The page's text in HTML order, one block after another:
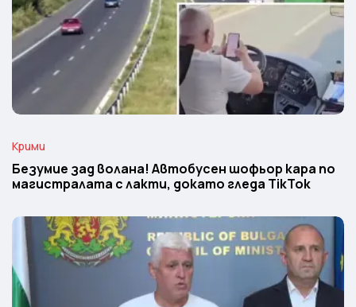
Крими
Безумие зад волана! Автобусен шофьор кара по
магистралата с лакти, докато гледа TikTok